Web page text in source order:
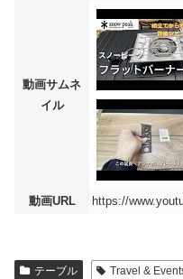
動画サムネ
イル
動画URL https://
テーブル Travel &